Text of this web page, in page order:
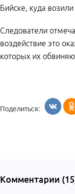
Бийске, куда
Следователи
воздействие это
которых их
Поделиться:
Комментарии (15